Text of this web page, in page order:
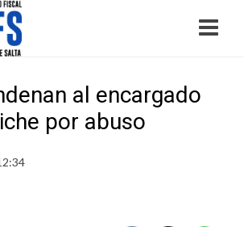
al encargado
por abuso